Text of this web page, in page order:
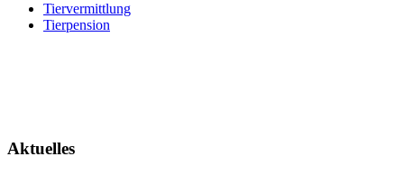
Tiervermittlung
Tierpension
Aktuelles